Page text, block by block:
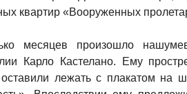
квартир «Вооруженных
месяцев произошло
Карло Кастелано. Ему
лежать с плакатом на